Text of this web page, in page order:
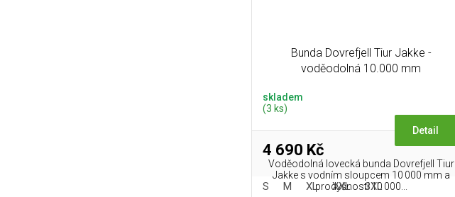
Bunda Dovrefjell Tiur Jakke -
voděodolná 10.000 mm
skladem
(3 ks)
4 690 Kč
Detail
Voděodolná lovecká bunda Dovrefjell Tiur
Jakke s vodním sloupcem 10 000 mm a
prodyšností 10 000...
S M XL XXL 3XL